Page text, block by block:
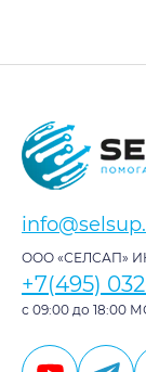
ООО «СЕЛСАП»
+7(495)
с 09:00 до 18:00